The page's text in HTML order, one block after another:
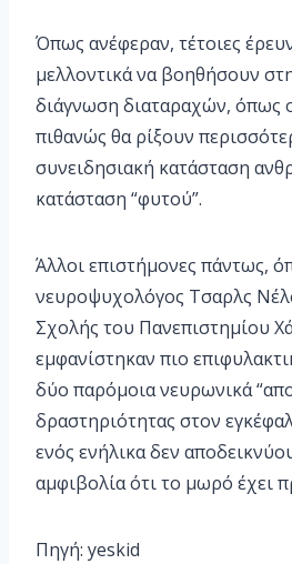
Όπως ανέφεραν, τέτοιες
μελλοντικά να βοηθήσουν
διάγνωση διαταραχών, όπως
πιθανώς θα ρίξουν
συνειδησιακή κατάσταση
κατάσταση “φυτού”.
Άλλοι επιστήμονες πάντως,
νευροψυχολόγος Τσαρλς
Σχολής του Πανεπιστημίου
εμφανίστηκαν πιο
δύο παρόμοια νευρωνικά
δραστηριότητας στον
ενός ενήλικα δεν
αμφιβολία ότι το μωρό έχει
Πηγή: yeskid